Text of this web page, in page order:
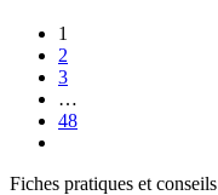
1
2
3
…
48
Fiches pratiques et conseils